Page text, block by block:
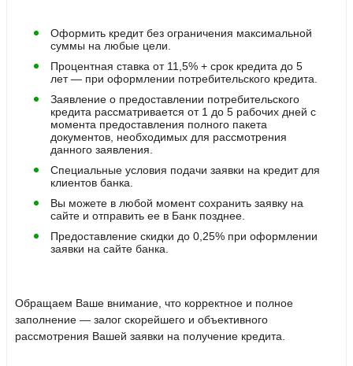
Оформить кредит без ограничения максимальной
суммы на любые цели.
Процентная ставка от 11,5% + срок кредита до 5
лет — при оформлении потребительского кредита.
Заявление о предоставлении потребительского
кредита рассматривается от 1 до 5 рабочих дней с
момента предоставления полного пакета
документов, необходимых для рассмотрения
данного заявления.
Специальные условия подачи заявки на кредит для
клиентов банка.
Вы можете в любой момент сохранить заявку на
сайте и отправить ее в Банк позднее.
Предоставление скидки до 0,25% при оформлении
заявки на сайте банка.
Обращаем Ваше внимание, что корректное и полное
заполнение — залог скорейшего и объективного
рассмотрения Вашей заявки на получение кредита.